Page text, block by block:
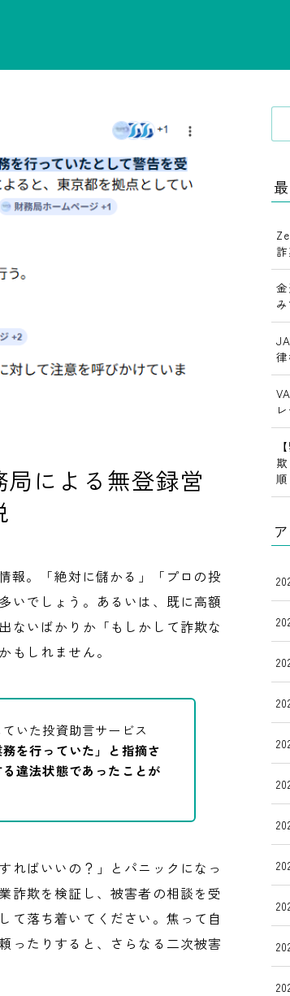
局による無登録営
報。「絶対に儲かる」「プロの投
いでしょう。あるいは、既に高額
ないばかりか「もしかして詐欺な
もしれません。
いた投資助言サービス
を行っていた」と指摘さ
違法状態であったことが
ればいいの？」とパニックになっ
詐欺を検証し、被害者の相談を受
て落ち着いてください。焦って自
ったりすると、さらなる二次被害
順